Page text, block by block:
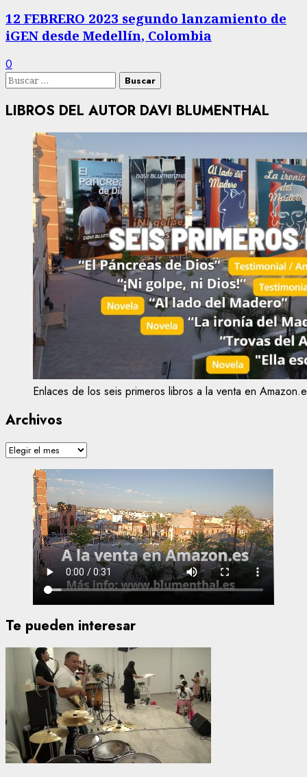
12 FEBRERO 2023 segundo lanzamiento de
iGEN desde Medellín, Colombia
0
Buscar:
LIBROS DEL AUTOR DAVI BLUMENTHAL
Enlaces de los seis primeros libros a la venta en
Archivos
Archivos
Te pueden interesar